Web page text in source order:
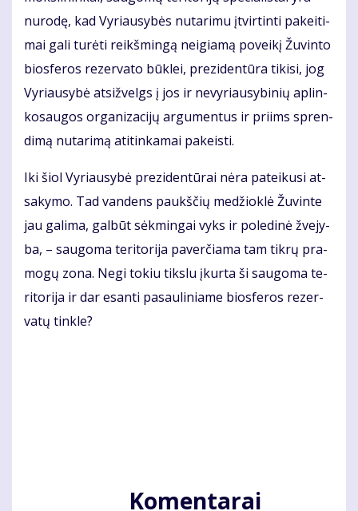
nu­ro­dę, kad Vy­riau­sy­bės nu­ta­ri­mu įtvir­tin­ti pa­kei­ti­
mai ga­li tu­rė­ti reikš­min­gą ne­igia­mą po­vei­kį Žu­vin­to
bios­fe­ros re­zer­va­to būk­lei, pre­zi­den­tū­ra ti­ki­si, jog
Vy­riau­sy­bė at­si­žvelgs į jos ir ne­vy­riau­sy­bi­nių ap­lin­
ko­sau­gos or­ga­ni­za­ci­jų ar­gu­men­tus ir pri­ims spren­
di­mą nu­ta­ri­mą ati­tin­ka­mai pa­keis­ti.
Iki šiol Vy­riau­sy­bė pre­zi­den­tū­rai nė­ra pa­tei­ku­si at­
sa­ky­mo. Tad van­dens paukš­čių me­džiok­lė Žu­vin­te
jau ga­li­ma, gal­būt sėk­min­gai vyks ir po­le­di­nė žve­jy­
ba, – sau­go­ma te­ri­to­ri­ja pa­ver­čia­ma tam tik­rų pra­
mo­gų zo­na. Ne­gi to­kiu tiks­lu įkur­ta ši sau­go­ma te­
ri­to­ri­ja ir dar esan­ti pa­sau­li­nia­me bios­fe­ros re­zer­
va­tų tin­kle?
Komentarai